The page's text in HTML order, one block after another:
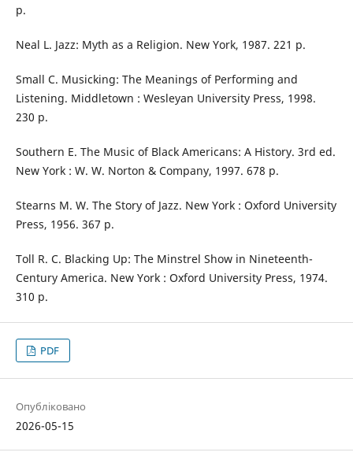
p.
Neal L. Jazz: Myth as a Religion. New York, 1987. 221 p.
Small C. Musicking: The Meanings of Performing and
Listening. Middletown : Wesleyan University Press, 1998.
230 p.
Southern E. The Music of Black Americans: A History. 3rd ed.
New York : W. W. Norton & Company, 1997. 678 p.
Stearns M. W. The Story of Jazz. New York : Oxford University
Press, 1956. 367 p.
Toll R. C. Blacking Up: The Minstrel Show in Nineteenth-
Century America. New York : Oxford University Press, 1974.
310 p.
PDF
Опубліковано
2026-05-15